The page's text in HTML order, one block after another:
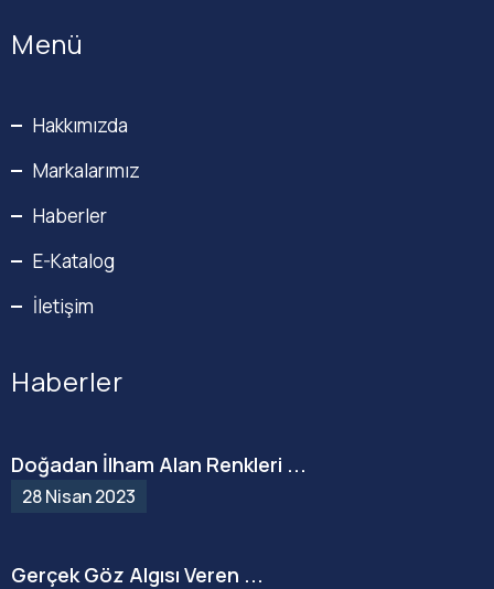
Menü
Hakkımızda
Markalarımız
Haberler
E-Katalog
İletişim
Haberler
Doğadan İlham Alan Renkleri ...
28 Nisan 2023
Gerçek Göz Algısı Veren ...